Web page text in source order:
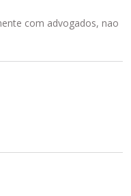
com advogados, nao